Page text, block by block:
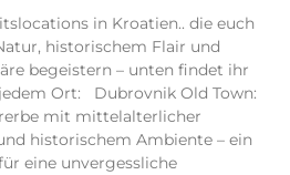
in Kroatien.. die euch
historischem Flair und
begeistern – unten findet ihr
Ort: Dubrovnik Old Town:
mit mittelalterlicher
historischem Ambiente – ein
eine unvergessliche